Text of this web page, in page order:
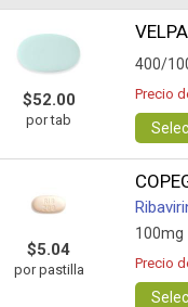
$52.00
por tab
400/
Precio
$5.04
por pastilla
100mg
Precio